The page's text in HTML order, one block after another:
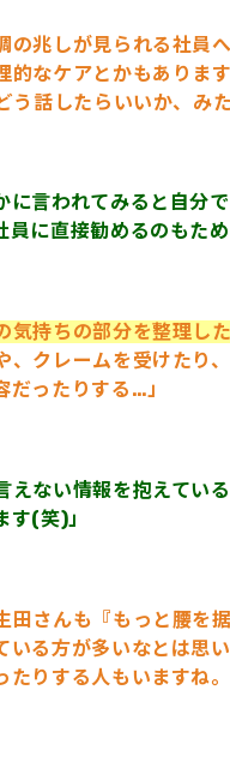
の兆しが見られる社員
的なケアとかもありま
う話したらいいか、み
に言われてみると自分
員に直接勧めるのもた
気持ちの部分を整理し
、クレームを受けたり
だったりする…」
えない情報を抱えてい
す(笑)」
田さんも『もっと腰を
いる方が多いなとは思
りする人もいますね。